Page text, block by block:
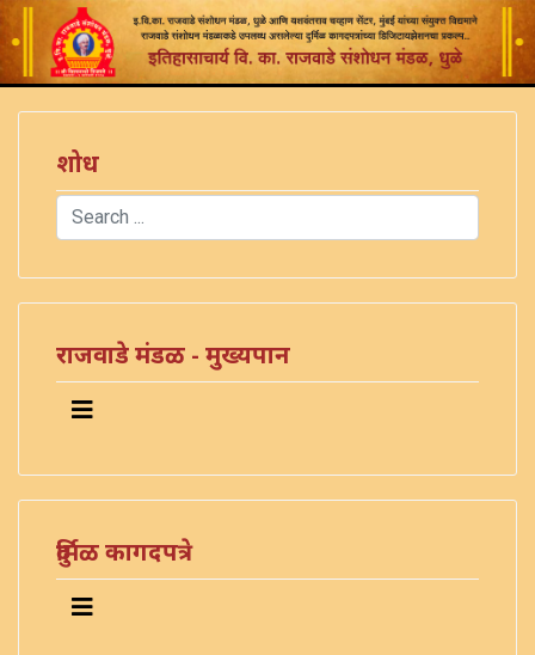
शोध
Search
राजवाडे मंडळ - मुख्यपान
दुर्मिळ कागदपत्रे